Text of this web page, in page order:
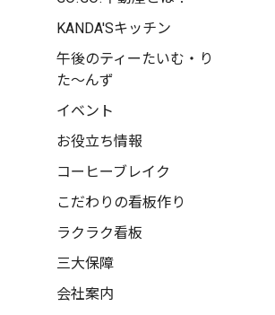
KANDA'Sキッチン
午後のティーたいむ・り
た〜んず
イベント
お役立ち情報
コーヒーブレイク
こだわりの看板作り
ラクラク看板
三大保障
会社案内